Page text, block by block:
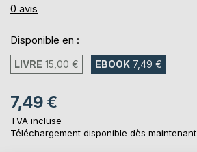
0%
0 avis
Disponible en :
LIVRE 15,00 € EBOOK 7,49 €
7,49 €
TVA incluse
Téléchargement disponible dès maintenant